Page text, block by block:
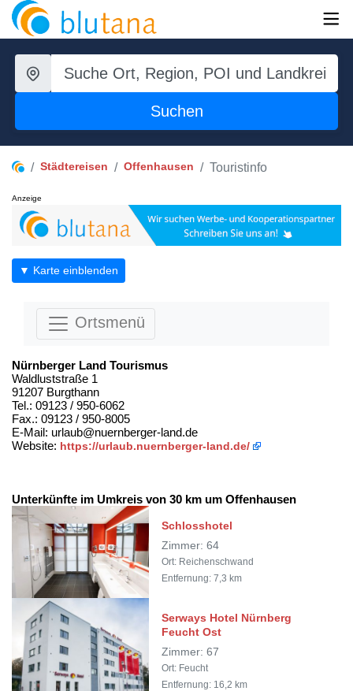
Suchen
Städtereisen Offenhausen Touristinfo
Anzeige
▼ Karte einblenden
Ortsmenü
Nürnberger Land Tourismus
Waldluststraße 1
91207 Burgthann
Tel.: 09123 / 950-6062
Fax.: 09123 / 950-8005
E-Mail: urlaub@nuernberger-land.de
Website: https://urlaub.nuernberger-land.de/
Unterkünfte im Umkreis von 30 km um Offenhausen
Schlosshotel
Zimmer: 64
Ort: Reichenschwand
Entfernung: 7,3 km
Serways Hotel Nürnberg
Feucht Ost
Zimmer: 67
Ort: Feucht
Entfernung: 16,2 km